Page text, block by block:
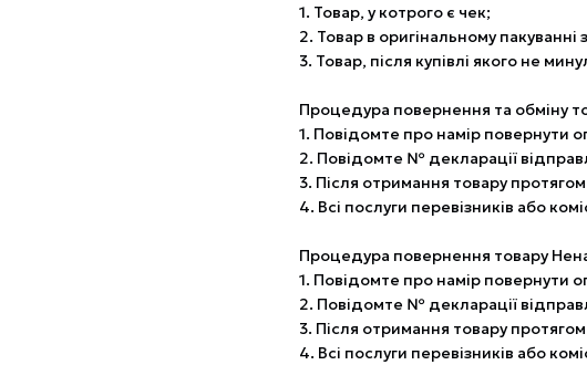
1. Товар, у котрого є чек;
2. Товар в оригінальному
3. Товар, після купівлі якого не
Процедура повернення та обміну
1. Повідомте про намір повернути
2. Повідомте № декларації
3. Після отримання товару
4. Всі послуги перевізників або
Процедура повернення товару
1. Повідомте про намір повернути
2. Повідомте № декларації
3. Після отримання товару
4. Всі послуги перевізників або